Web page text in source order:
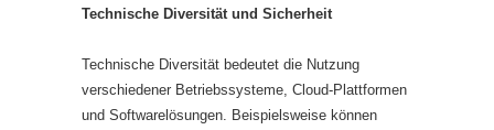
Technische Diversität und Sicherheit
Technische Diversität bedeutet die Nutzung
verschiedener Betriebssysteme, Cloud-Plattformen
und Softwarelösungen. Beispielsweise können